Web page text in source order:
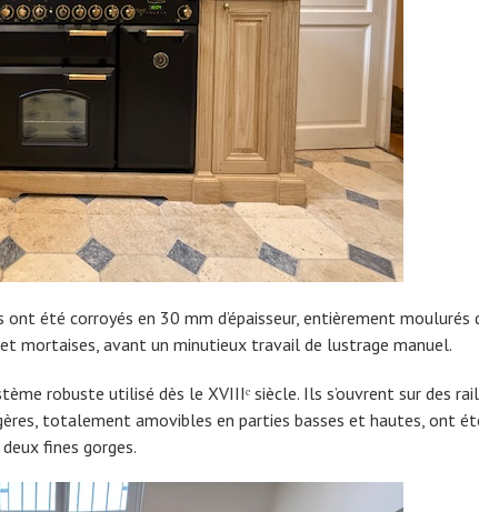
été corroyés en 30 mm d’épaisseur, entièrement moulurés
mortaises, avant un minutieux travail de lustrage manuel.
robuste utilisé dès le XVIIIᵉ siècle. Ils s’ouvrent sur des
totalement amovibles en parties basses et hautes, ont
fines gorges.